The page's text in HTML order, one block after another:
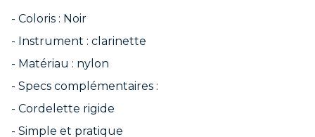
- Coloris : Noir
- Instrument : clarinette
- Matériau : nylon
- Specs complémentaires :
- Cordelette rigide
- Simple et pratique